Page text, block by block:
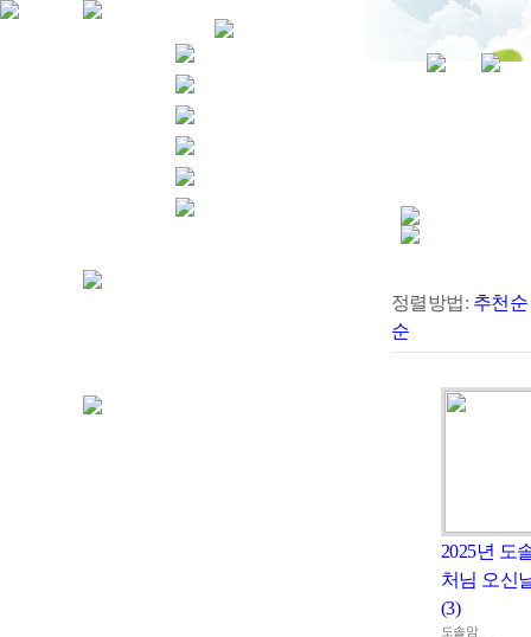
정렬방법: 추천순
순
2025년 도
처님 오신
(3)
도솔암